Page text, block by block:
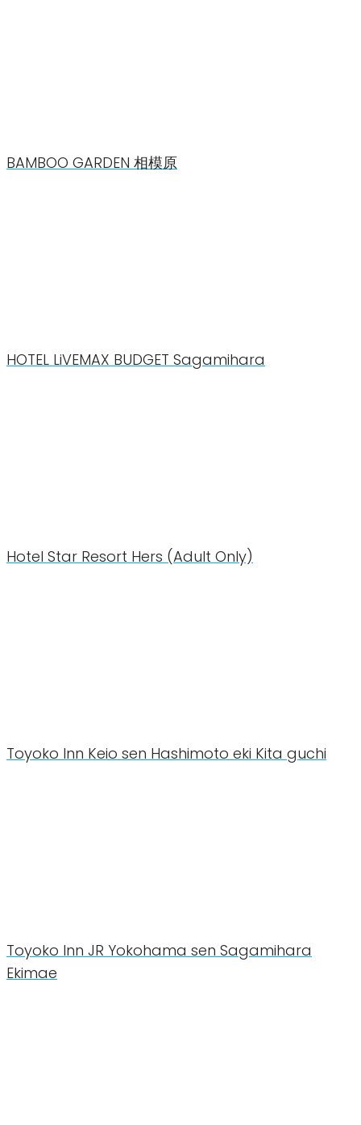
BAMBOO GARDEN 相模原
HOTEL LiVEMAX BUDGET Sagamihara
Hotel Star Resort Hers (Adult Only)
Toyoko Inn Keio sen Hashimoto eki Kita guchi
Toyoko Inn JR Yokohama sen Sagamihara
Ekimae